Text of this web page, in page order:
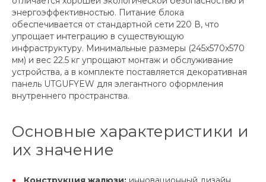
энергоэффективностью. Питание блока
обеспечивается от стандартной сети 220 В, что
упрощает интеграцию в существующую
инфраструктуру. Минимальные размеры (245x570x570
мм) и вес 22.5 кг упрощают монтаж и обслуживание
устройства, а в комплекте поставляется декоративная
панель UTGUFYEW для элегантного оформления
внутреннего пространства.
Основные характеристики и
их значение